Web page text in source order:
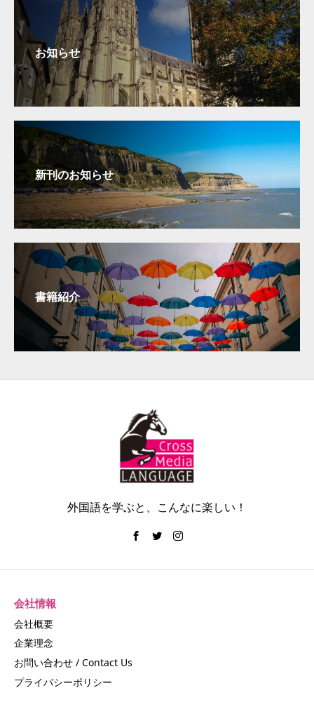
お知らせ
新刊のお知らせ
書籍紹介
外国語を学ぶと、こんなに楽しい！
会社情報
会社概要
企業理念
お問い合わせ / Contact Us
プライバシーポリシー